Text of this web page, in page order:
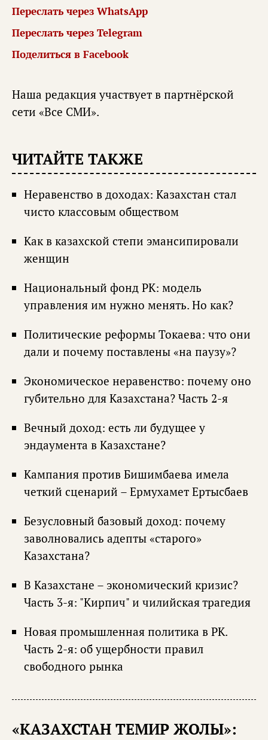
Переслать через WhatsApp
Переслать через Telegram
Поделиться в Facebook
Наша редакция участвует в партнёрской
сети «Все СМИ».
ЧИТАЙТЕ ТАКЖЕ
Неравенство в доходах: Казахстан стал
чисто классовым обществом
Как в казахской степи эмансипировали
женщин
Национальный фонд РК: модель
управления им нужно менять. Но как?
Политические реформы Токаева: что они
дали и почему поставлены «на паузу»?
Экономическое неравенство: почему оно
губительно для Казахстана? Часть 2-я
Вечный доход: есть ли будущее у
эндаумента в Казахстане?
Кампания против Бишимбаева имела
четкий сценарий – Ермухамет Ертысбаев
Безусловный базовый доход: почему
заволновались адепты «старого»
Казахстана?
В Казахстане – экономический кризис?
Часть 3-я: "Кирпич" и чилийская трагедия
Новая промышленная политика в РК.
Часть 2-я: об ущербности правил
свободного рынка
«КАЗАХСТАН ТЕМИР ЖОЛЫ»: